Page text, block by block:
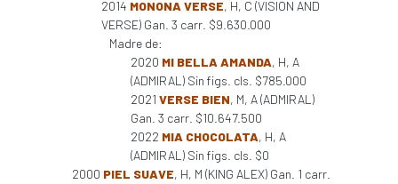
2014 MONONA VERSE, H, C (VISION AND
VERSE) Gan. 3 carr. $9.630.000
Madre de:
2020 MI BELLA AMANDA, H, A
(ADMIRAL) Sin figs. cls. $785.000
2021 VERSE BIEN, M, A (ADMIRAL)
Gan. 3 carr. $10.647.500
2022 MIA CHOCOLATA, H, A
(ADMIRAL) Sin figs. cls. $0
2000 PIEL SUAVE, H, M (KING ALEX) Gan. 1 carr.